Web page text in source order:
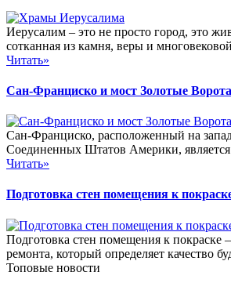
Иерусалим – это не просто город, это
сотканная из камня, веры и
Читать»
Сан-Франциско и мост Золотые Ворота
Сан-Франциско, расположенный на
Соединенных Штатов Америки,
Читать»
Подготовка стен помещения к
Подготовка стен помещения к покраске
ремонта, который определяет качество
Топовые новости